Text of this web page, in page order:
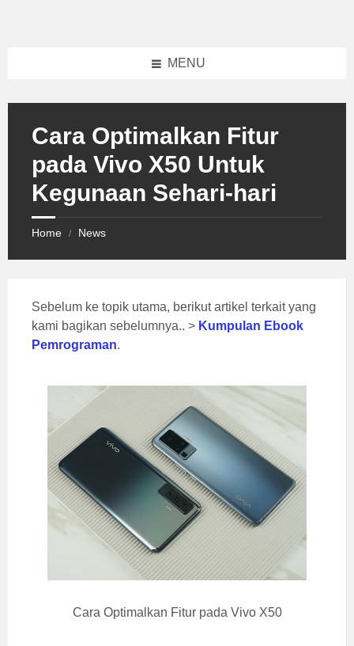
MENU
Cara Optimalkan Fitur
pada Vivo X50 Untuk
Kegunaan Sehari-hari
Home / News
Sebelum ke topik utama, berikut artikel terkait yang
kami bagikan sebelumnya.. > Kumpulan Ebook
Pemrograman.
Cara Optimalkan Fitur pada Vivo X50